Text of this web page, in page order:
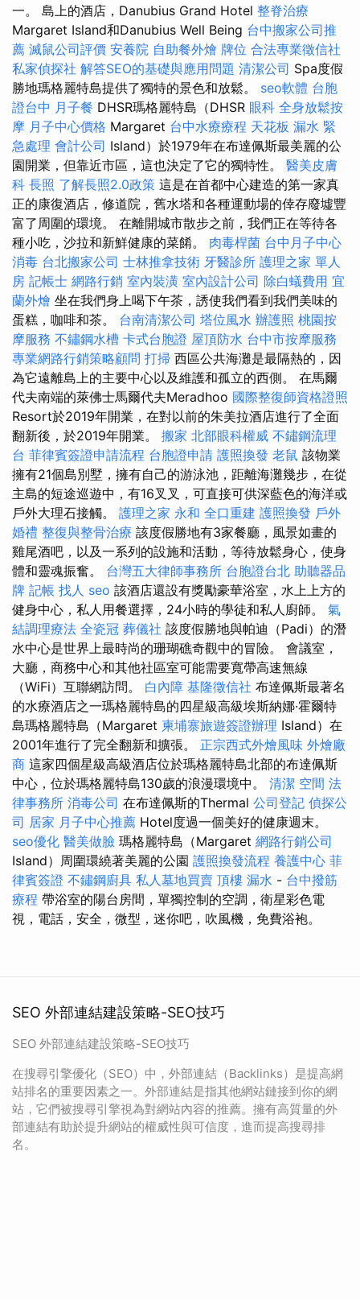
一。 島上的酒店，Danubius Grand Hotel 整脊治療
Margaret Island和Danubius Well Being 台中搬家公司推
薦 滅鼠公司評價 安養院 自助餐外燴 牌位 合法專業徵信社
私家偵探社 解答SEO的基礎與應用問題 清潔公司 Spa度假
勝地瑪格麗特島提供了獨特的景色和放鬆。 seo軟體 台胞
證台中 月子餐 DHSR瑪格麗特島（DHSR 眼科 全身放鬆按
摩 月子中心價格 Margaret 台中水療療程 天花板 漏水 緊
急處理 會計公司 Island）於1979年在布達佩斯最美麗的公
園開業，但靠近市區，這也決定了它的獨特性。 醫美皮膚
科 長照 了解長照2.0政策 這是在首都中心建造的第一家真
正的康復酒店，修道院，舊水塔和各種運動場的倖存廢墟豐
富了周圍的環境。 在離開城市散步之前，我們正在等待各
種小吃，沙拉和新鮮健康的菜餚。 肉毒桿菌 台中月子中心
消毒 台北搬家公司 士林推拿技術 牙醫診所 護理之家 單人
房 記帳士 網路行銷 室內裝潢 室內設計公司 除白蟻費用 宜
蘭外燴 坐在我們身上喝下午茶，誘使我們看到我們美味的
蛋糕，咖啡和茶。 台南清潔公司 塔位風水 辦護照 桃園按
摩服務 不鏽鋼水槽 卡式台胞證 屋頂防水 台中市按摩服務
專業網路行銷策略顧問 打掃 西區公共海灘是最隔熱的，因
為它遠離島上的主要中心以及維護和孤立的西側。 在馬爾
代夫南端的萊佛士馬爾代夫Meradhoo 國際整復師資格證照
Resort於2019年開業，在對以前的朱美拉酒店進行了全面
翻新後，於2019年開業。 搬家 北部眼科權威 不鏽鋼流理
台 菲律賓簽證申請流程 台胞證申請 護照換發 老鼠 該物業
擁有21個島別墅，擁有自己的游泳池，距離海灘幾步，在從
主島的短途巡遊中，有16叉叉，可直接可供深藍色的海洋或
戶外大理石接觸。 護理之家 永和 全口重建 護照換發 戶外
婚禮 整復與整骨治療 該度假勝地有3家餐廳，風景如畫的
雞尾酒吧，以及一系列的設施和活動，等待放鬆身心，使身
體和靈魂振奮。 台灣五大律師事務所 台胞證台北 助聽器品
牌 記帳 找人 seo 該酒店還設有獎勵豪華浴室，水上上方的
健身中心，私人用餐選擇，24小時的學徒和私人廚師。 氣
結調理療法 全瓷冠 葬儀社 該度假勝地與帕迪（Padi）的潛
水中心是世界上最時尚的珊瑚礁奇觀中的冒險。 會議室，
大廳，商務中心和其他社區室可能需要寬帶高速無線
（WiFi）互聯網訪問。 白內障 基隆徵信社 布達佩斯最著名
的水療酒店之一瑪格麗特島的四星級高級埃斯納娜·霍爾特
島瑪格麗特島（Margaret 柬埔寨旅遊簽證辦理 Island）在
2001年進行了完全翻新和擴張。 正宗西式外燴風味 外燴廠
商 這家四個星級高級酒店位於瑪格麗特島北部的布達佩斯
中心，位於瑪格麗特島130歲的浪漫環境中。 清潔 空間 法
律事務所 消毒公司 在布達佩斯的Thermal 公司登記 偵探公
司 居家 月子中心推薦 Hotel度過一個美好的健康週末。
seo優化 醫美做臉 瑪格麗特島（Margaret 網路行銷公司
Island）周圍環繞著美麗的公園 護照換發流程 養護中心 菲
律賓簽證 不鏽鋼廚具 私人墓地買賣 頂樓 漏水 - 台中撥筋
療程 帶浴室的陽台房間，單獨控制的空調，衛星彩色電
視，電話，安全，微型，迷你吧，吹風機，免費浴袍。
SEO 外部連結建設策略-SEO技巧
SEO 外部連結建設策略-SEO技巧
在搜尋引擎優化（SEO）中，外部連結（Backlinks）是提高網
站排名的重要因素之一。外部連結是指其他網站鏈接到你的網
站，它們被搜尋引擎視為對網站內容的推薦。擁有高質量的外
部連結有助於提升網站的權威性與可信度，進而提高搜尋排
名。